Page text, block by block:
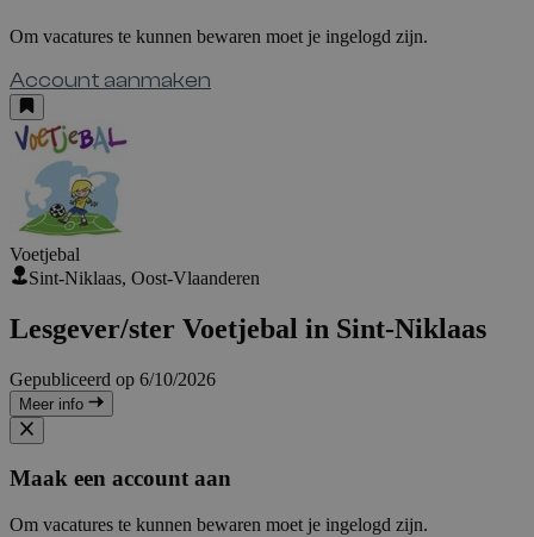
Om vacatures te kunnen bewaren moet je ingelogd zijn.
Account aanmaken
Voetjebal
Sint-Niklaas, Oost-Vlaanderen
Lesgever/ster Voetjebal in Sint-Niklaas
Gepubliceerd op 6/10/2026
Meer info
Maak een account aan
Om vacatures te kunnen bewaren moet je ingelogd zijn.